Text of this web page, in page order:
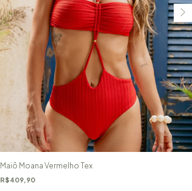
Maiô Moana Vermelho Tex
R$409,90